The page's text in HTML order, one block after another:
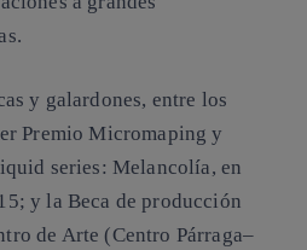
y galardones, entre los
Premio Micromaping y
series: Melancolía, en
y la Beca de producción
de Arte (Centro Párraga–